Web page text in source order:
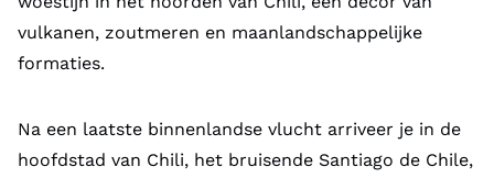
vulkanen, zoutmeren en maanlandschappelijke
formaties.
Na een laatste binnenlandse vlucht arriveer je in de
hoofdstad van Chili, het bruisende Santiago de Chile,